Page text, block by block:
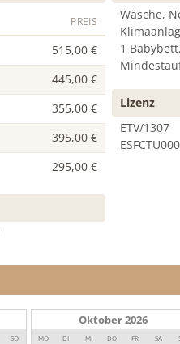
PREIS
515,00 €
445,00 €
355,00 €
395,00 €
295,00 €
Wäsche,
1
Lizenz
ETV/1307
SO
Oktober2026
MO DI MI DO FR SA